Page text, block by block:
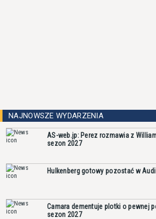
NAJNOWSZE WYDARZENIA
AS-web.jp: Perez rozmawia z
sezon 2027
Hulkenberg gotowy pozostać w
Camara dementuje plotki o pewnej
sezon 2027